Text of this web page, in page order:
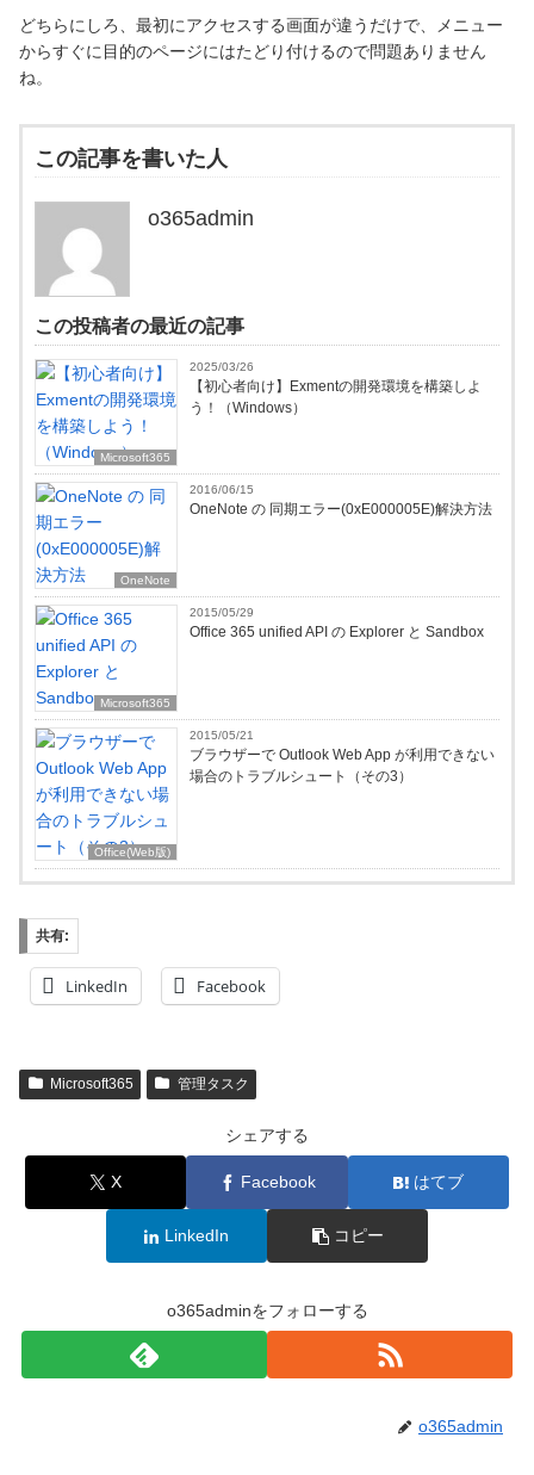
どちらにしろ、最初にアクセスする画面が違うだけで、メニュー
からすぐに目的のページにはたどり付けるので問題ありません
ね。
この記事を書いた人
o365admin
この投稿者の最近の記事
Microsoft365
2025/03/26
【初心者向け】Exmentの開発環境を構築しよ
う！（Windows）
OneNote
2016/06/15
OneNote の 同期エラー(0xE000005E)解決方法
Microsoft365
2015/05/29
Office 365 unified API の Explorer と Sandbox
Office(Web版)
2015/05/21
ブラウザーで Outlook Web App が利用できない
場合のトラブルシュート（その3）
共有:
LinkedIn Facebook
Microsoft365 管理タスク
シェアする
X Facebook はてブ
LinkedIn コピー
o365adminをフォローする
o365admin